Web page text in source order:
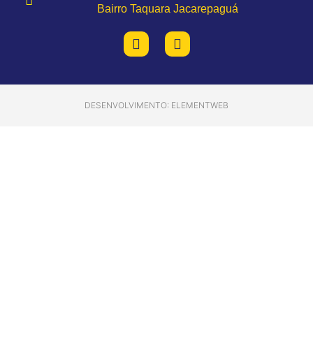
Bairro Taquara Jacarepaguá
DESENVOLVIMENTO: ELEMENTWEB